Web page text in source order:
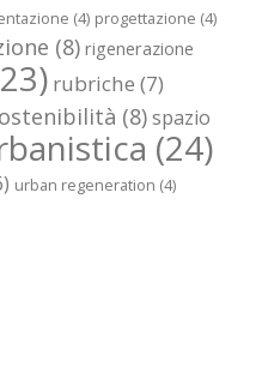
(4) progettazione (4)
(8) rigenerazione
rubriche (7)
(8)spazio
(24)
urban regeneration (4)